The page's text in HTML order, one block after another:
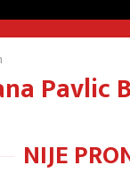
Pavlic
NIJE